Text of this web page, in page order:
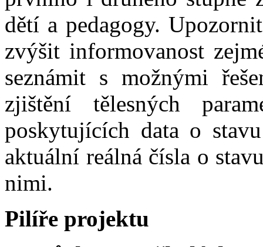
dětí a pedagogy.
zvýšit informovanost
seznámit s možnými
zjištění tělesných
poskytujících data o
aktuální reálná čísla o
nimi.
Pilíře projektu